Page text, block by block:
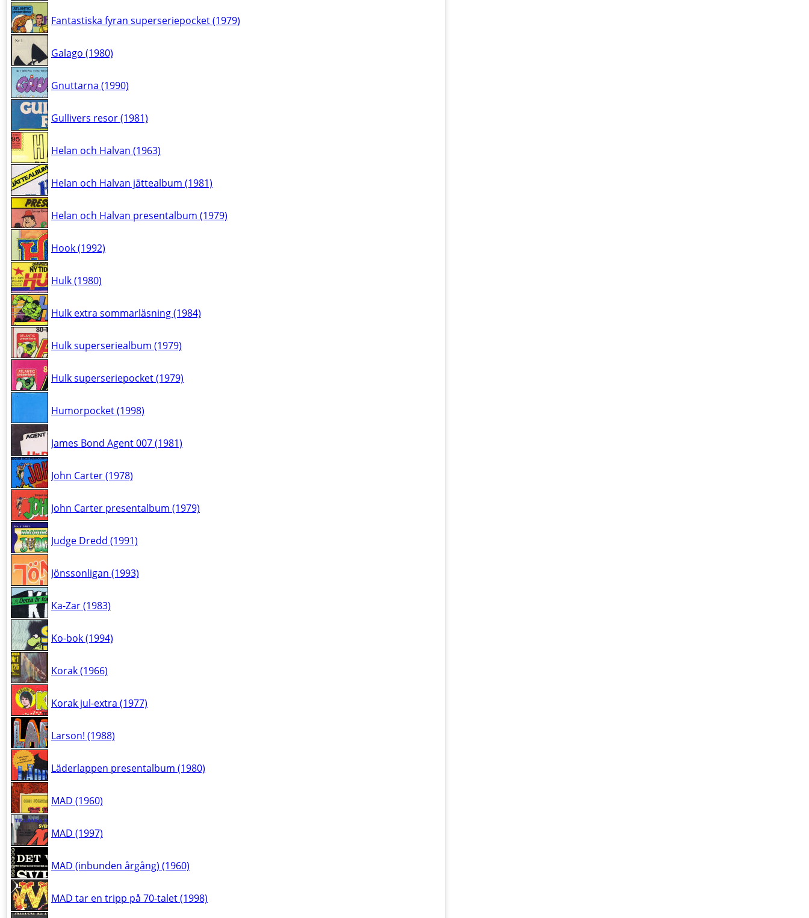
Fantastiska fyran superseriepocket (1979)
Galago (1980)
Gnuttarna (1990)
Gullivers resor (1981)
Helan och Halvan (1963)
Helan och Halvan jättealbum (1981)
Helan och Halvan presentalbum (1979)
Hook (1992)
Hulk (1980)
Hulk extra sommarläsning (1984)
Hulk superseriealbum (1979)
Hulk superseriepocket (1979)
Humorpocket (1998)
James Bond Agent 007 (1981)
John Carter (1978)
John Carter presentalbum (1979)
Judge Dredd (1991)
Jönssonligan (1993)
Ka-Zar (1983)
Ko-bok (1994)
Korak (1966)
Korak jul-extra (1977)
Larson! (1988)
Läderlappen presentalbum (1980)
MAD (1960)
MAD (1997)
MAD (inbunden årgång) (1960)
MAD tar en tripp på 70-talet (1998)